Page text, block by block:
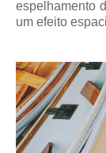
espelhamento
um efeito